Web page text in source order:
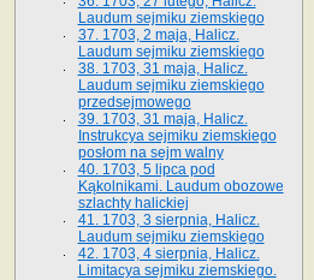
Laudum sejmiku ziemskiego
37. 1703, 2 maja, Halicz.
Laudum sejmiku ziemskiego
38. 1703, 31 maja, Halicz.
Laudum sejmiku ziemskiego
przedsejmowego
39. 1703, 31 maja, Halicz.
Instrukcya sejmiku ziemskiego
posłom na sejm walny
40. 1703, 5 lipca pod
Kąkolnikami. Laudum obozowe
szlachty halickiej
41­. 1703, 3 sierpnia, Halicz.
Laudum sejmiku ziemskiego
42. 1703, 4 sierpnia, Halicz.
Limitacya sejmiku ziemskiego.